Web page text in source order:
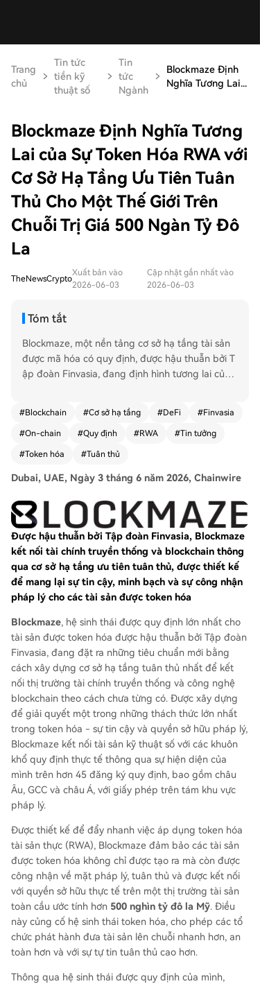
Trang
chủ
Tin tức
tiền kỹ
thuật số
Tin
tức
Ngành
Blockmaze Định
Nghĩa Tương Lai...
Blockmaze Định Nghĩa Tương
Lai của Sự Token Hóa RWA với
Cơ Sở Hạ Tầng Ưu Tiên Tuân
Thủ Cho Một Thế Giới Trên
Chuỗi Trị Giá 500 Ngàn Tỷ Đô
La
TheNewsCrypto
Xuất bản vào
2026-06-03
Cập nhật gần nhất vào
2026-06-03
Tóm tắt
Blockmaze, một nền tảng cơ sở hạ tầng tài sản
được mã hóa có quy định, được hậu thuẫn bởi T
ập đoàn Finvasia, đang định hình tương lai của
g và công nghệ blockchain với trọng tâm là tuân
thủ. Được thiết kế để giải quyết thách thức lớn v
ề niềm tin và quyền sở hữu hợp pháp, Blockmaz
háp lý thông qua hơn 45 giấy phép và đăng ký
u, GCC và châu Á. Mục tiêu là đưa thị trường tài
sản toàn cầu trị giá 500 nghìn tỷ USD lên blockc
hain một cách an toàn và được công nhận hợp
pháp. Blockmaze cung cấp giải pháp sẵn sàng t
riển khai cho các tổ chức phát hành, tổ chức tài
chính và nền tảng, cho phép chuyển đổi tài sản
truyền thống như bất động sản, cổ phiếu, vàng t
hành các sản phẩm đầu tư kỹ thuật số tuân thủ.
Theo Tajinder Virk, Đồng sáng lập & CEO, tương
lai của mã hóa sẽ được định nghĩa bởi sự tin cậy
và công nhận pháp lý, không chỉ bởi công nghệ.
Là một blockchain Lớp 1 được xây dựng đặc biệ
t cho RWA, Blockmaze nhấn mạnh tính minh bạc
h, giao dịch thời gian thực và hiệu quả của block
chain, hướng tới việc thúc đẩy việc áp dụng tài s
ản mã hóa một cách bền vững và an toàn ở quy
mô lớn.
#Blockchain #Cơ sở hạ tầng #DeFi #Finvasia
#On-chain #Quy định #RWA #Tin tưởng
#Token hóa #Tuân thủ
Dubai, UAE, Ngày 3 tháng 6 năm 2026, Chainwire
Được hậu thuẫn bởi Tập đoàn Finvasia, Blockmaze
kết nối tài chính truyền thống và blockchain thông
qua cơ sở hạ tầng ưu tiên tuân thủ, được thiết kế
để mang lại sự tin cậy, minh bạch và sự công nhận
pháp lý cho các tài sản được token hóa
Blockmaze, hệ sinh thái được quy định lớn nhất cho
tài sản được token hóa được hậu thuẫn bởi Tập đoàn
Finvasia, đang đặt ra những tiêu chuẩn mới bằng
cách xây dựng cơ sở hạ tầng tuân thủ nhất để kết
nối thị trường tài chính truyền thống và công nghệ
blockchain theo cách chưa từng có. Được xây dựng
để giải quyết một trong những thách thức lớn nhất
trong token hóa - sự tin cậy và quyền sở hữu pháp lý,
Blockmaze kết nối tài sản kỹ thuật số với các khuôn
khổ quy định thực tế thông qua sự hiện diện của
mình trên hơn 45 đăng ký quy định, bao gồm châu
Âu, GCC và châu Á, với giấy phép trên tám khu vực
pháp lý.
Được thiết kế để đẩy nhanh việc áp dụng token hóa
tài sản thực (RWA), Blockmaze đảm bảo các tài sản
được token hóa không chỉ được tạo ra mà còn được
công nhận về mặt pháp lý, tuân thủ và được kết nối
với quyền sở hữu thực tế trên một thị trường tài sản
toàn cầu ước tính hơn 500 nghìn tỷ đô la Mỹ. Điều
này củng cố hệ sinh thái token hóa, cho phép các tổ
chức phát hành đưa tài sản lên chuỗi nhanh hơn, an
toàn hơn và với sự tự tin tuân thủ cao hơn.
Thông qua hệ sinh thái được quy định của mình,